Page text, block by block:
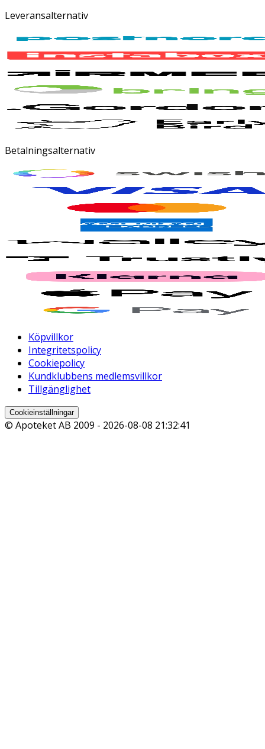
Leveransalternativ
Betalningsalternativ
Köpvillkor
Integritetspolicy
Cookiepolicy
Kundklubbens medlemsvillkor
Tillgänglighet
Cookieinställningar
© Apoteket AB 2009 - 2026-08-08 21:32:41